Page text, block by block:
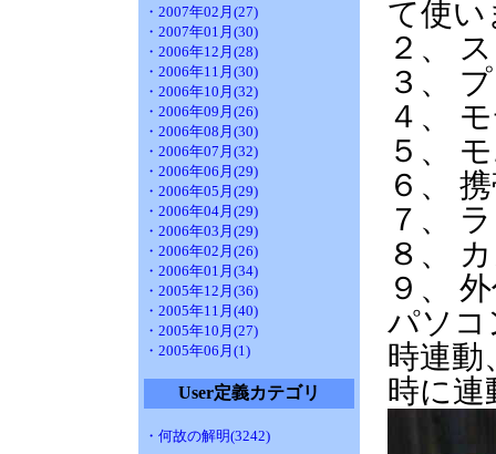
・2007年02月(27)
・2007年01月(30)
・2006年12月(28)
・2006年11月(30)
・2006年10月(32)
・2006年09月(26)
・2006年08月(30)
・2006年07月(32)
・2006年06月(29)
・2006年05月(29)
・2006年04月(29)
・2006年03月(29)
・2006年02月(26)
・2006年01月(34)
・2005年12月(36)
・2005年11月(40)
・2005年10月(27)
・2005年06月(1)
User定義カテゴリ
・何故の解明(3242)
て使い
２、
３、
４
５、
６、
７
８、
９、
パソコ
時連動
時に連